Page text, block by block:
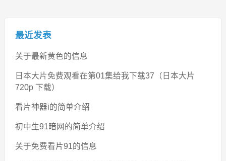
最近发表
关于最新黄色的信息
日本大片免费观看在第01集给我下载37（日本大片
720p 下载）
看片神器i的简单介绍
初中生91暗网的简单介绍
关于免费看片91的信息